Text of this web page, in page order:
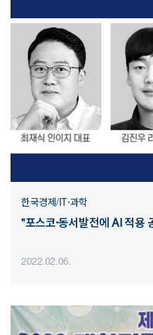
한국경제/IT·과학
"포스코·동서발전에 AI 적
2022.02.06.